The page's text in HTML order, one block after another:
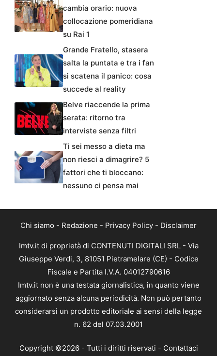
cambia orario: nuova
collocazione pomeridiana
su Rai 1
Grande Fratello, stasera
salta la puntata e tra i fan
si scatena il panico: cosa
succede al reality
Belve riaccende la prima
serata: ritorno tra
interviste senza filtri
Ti sei messo a dieta ma
non riesci a dimagrire? 5
fattori che ti bloccano:
nessuno ci pensa mai
Chi siamo - Redazione - Privacy Policy - Disclaimer
Imtv.it di proprietà di CONTENUTI DIGITALI SRL - Via
Giuseppe Verdi, 3, 81051 Pietramelare (CE) - Codice
Fiscale e Partita I.V.A. 04012790616
Imtv.it non è una testata giornalistica, in quanto viene
aggiornato senza alcuna periodicità. Non può pertanto
considerarsi un prodotto editoriale ai sensi della legge
n. 62 del 07.03.2001
Copyright ©2026 - Tutti i diritti riservati - Contattaci